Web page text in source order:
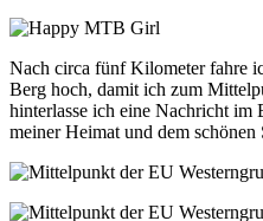
Nach circa fünf Kilometer fahre
Berg hoch, damit ich zum
hinterlasse ich eine Nachricht im
meiner Heimat und dem schönen